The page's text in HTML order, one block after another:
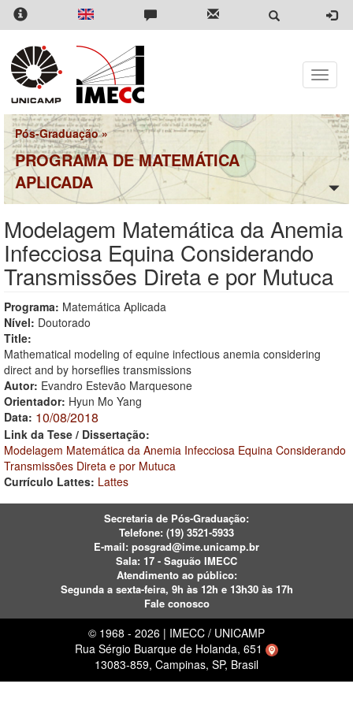
Pular
para
conteúdo
principal
Toggle
Pós-Graduação»
PROGRAMA DE MATEMÁTICA
APLICADA
Modelagem Matemática da Anemia
Infecciosa Equina Considerando
Transmissões Direta e por Mutuca
Programa: Matemática Aplicada
Nível: Doutorado
Title:
Mathematical modeling of equine infectious anemia considering
direct and by horseflies transmissions
Autor: Evandro Estevão Marquesone
Orientador: Hyun Mo Yang
Data: 10/08/2018
Link da Tese / Dissertação:
Modelagem Matemática da Anemia Infecciosa Equina Considerando
Transmissões Direta e por Mutuca
Currículo Lattes: Lattes
Secretaria de Pós-Graduação:
Telefone: (19) 3521-5933
E-mail: posgrad@ime.unicamp.br
Sala: 17 - Saguão IMECC
Atendimento ao público:
Segunda a sexta-feira, 9h às 12h e 13h30 às 17h
Fale conosco
© 1968 - 2026 | IMECC / UNICAMP
Rua Sérgio Buarque de Holanda, 651
13083-859, Campinas, SP, Brasil